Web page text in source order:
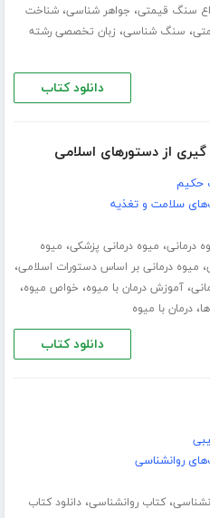
سنگ قیمتی، جواهر شناسی،شناخت
، سنگ شناسی، زبان تخصصی رشته
دانلود کتاب
گیری از دستورهای اسلامی
حکیم
سلامت و تغذیه
درمانی، میوه درمانی پزشکی، میوه
، میوه درمانی بر اساس دستورات اسلامی،
،آموزش درمان با میوه، خواص میوه،
،درمان با میوه
دانلود کتاب
روانشناسی
،کتاب روانشناسی،دانلود کتاب